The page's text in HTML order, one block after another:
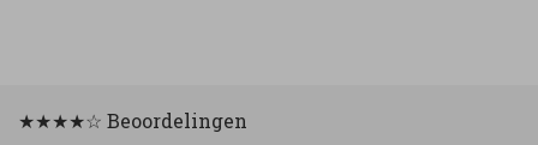
★★★★☆ Beoordelingen